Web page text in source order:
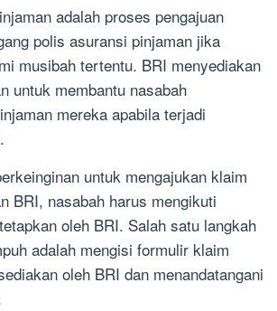
adalah proses pengajuan
polis asuransi pinjaman jika
musibah tertentu. BRI menyediakan
untuk membantu nasabah
mereka apabila terjadi
untuk mengajukan klaim
BRI, nasabah harus mengikuti
oleh BRI. Salah satu langkah
adalah mengisi formulir klaim
oleh BRI dan menandatangani